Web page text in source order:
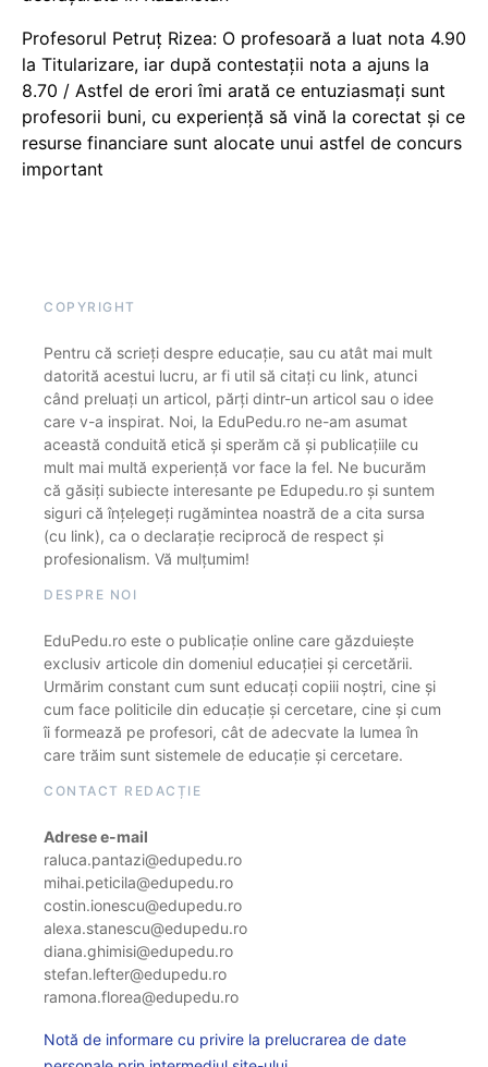
Profesorul Petruț Rizea: O profesoară a luat nota 4.90
la Titularizare, iar după contestații nota a ajuns la
8.70 / Astfel de erori îmi arată ce entuziasmați sunt
profesorii buni, cu experiență să vină la corectat și ce
resurse financiare sunt alocate unui astfel de concurs
important
COPYRIGHT
Pentru că scrieți despre educație, sau cu atât mai mult
datorită acestui lucru, ar fi util să citați cu link, atunci
când preluați un articol, părți dintr-un articol sau o idee
care v-a inspirat. Noi, la EduPedu.ro ne-am asumat
această conduită etică și sperăm că și publicațiile cu
mult mai multă experiență vor face la fel. Ne bucurăm
că găsiți subiecte interesante pe Edupedu.ro și suntem
siguri că înțelegeți rugămintea noastră de a cita sursa
(cu link), ca o declarație reciprocă de respect și
profesionalism. Vă mulțumim!
DESPRE NOI
EduPedu.ro este o publicație online care găzduiește
exclusiv articole din domeniul educației și cercetării.
Urmărim constant cum sunt educați copiii noștri, cine și
cum face politicile din educație și cercetare, cine și cum
îi formează pe profesori, cât de adecvate la lumea în
care trăim sunt sistemele de educație și cercetare.
CONTACT REDACȚIE
Adrese e-mail
raluca.pantazi@edupedu.ro
mihai.peticila@edupedu.ro
costin.ionescu@edupedu.ro
alexa.stanescu@edupedu.ro
diana.ghimisi@edupedu.ro
stefan.lefter@edupedu.ro
ramona.florea@edupedu.ro
Notă de informare cu privire la prelucrarea de date